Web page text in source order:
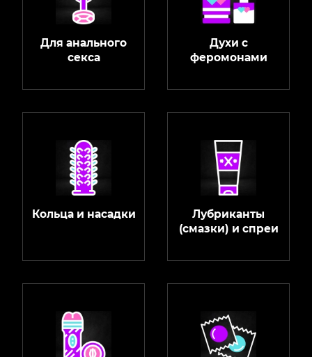
Для анального
секса
Духи с
феромонами
Кольца и насадки
Лубриканты
(смазки) и спреи